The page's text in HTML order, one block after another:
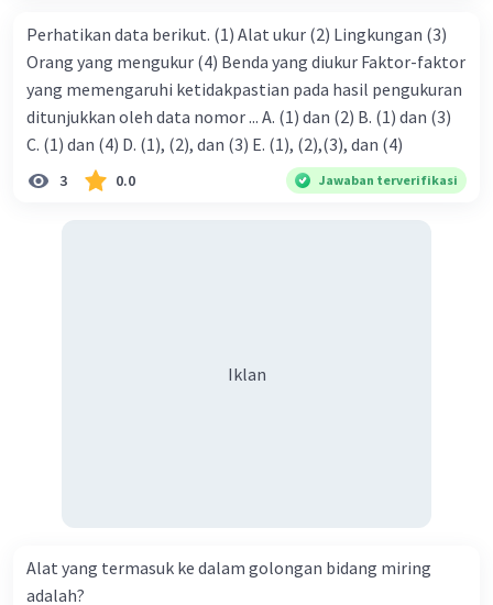
Perhatikan data berikut. (1) Alat ukur (2) Lingkungan (3)
Orang yang mengukur (4) Benda yang diukur Faktor-faktor
yang memengaruhi ketidakpastian pada hasil pengukuran
ditunjukkan oleh data nomor ... A. (1) dan (2) B. (1) dan (3)
C. (1) dan (4) D. (1), (2), dan (3) E. (1), (2),(3), dan (4)
3 0.0 Jawaban terverifikasi
Iklan
Alat yang termasuk ke dalam golongan bidang miring
adalah?